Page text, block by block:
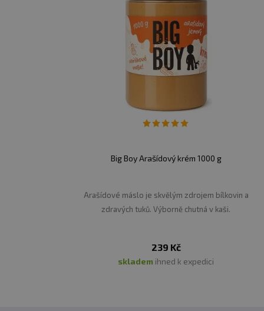
Big Boy Arašídový krém 1000 g
Arašídové máslo je skvělým zdrojem bílkovin a
zdravých tuků. Výborně chutná v kaši.
239 Kč
skladem ihned k expedici